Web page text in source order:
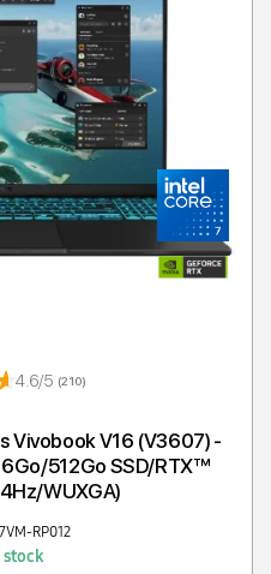
4.6/5 (210)
Vivobook V16 (V3607) -
512Go SSD/RTX™
WUXGA)
RP012
stock